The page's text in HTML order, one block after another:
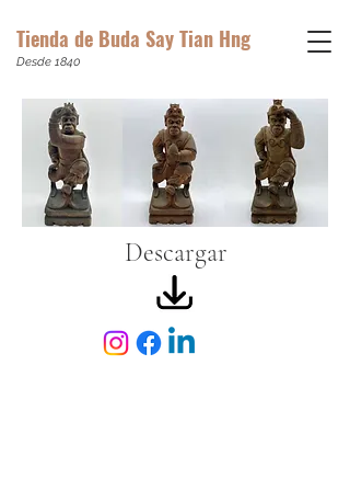
Tienda de Buda Say Tian Hng
Desde 1840
Descargar